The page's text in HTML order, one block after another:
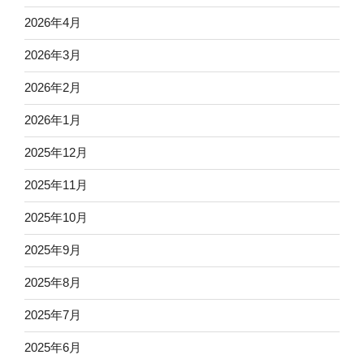
2026年4月
2026年3月
2026年2月
2026年1月
2025年12月
2025年11月
2025年10月
2025年9月
2025年8月
2025年7月
2025年6月